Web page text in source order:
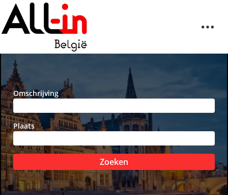
Omschrijving
Plaats
Zoeken